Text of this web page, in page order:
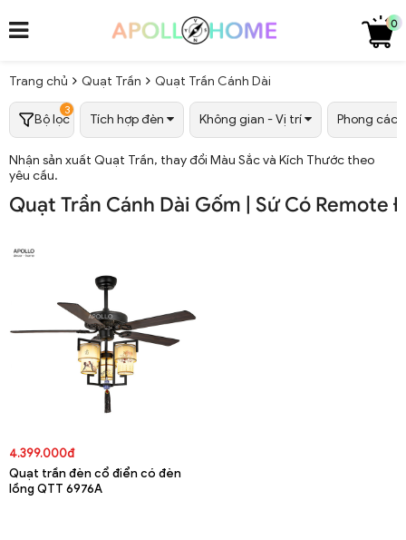
0
Trang chủ Quạt Trần Quạt Trần Cánh Dài
Bộ lọc
3
Tích hợp đèn Không gian - Vị trí Phong
Nhận sản xuất Quạt Trần, thay đổi Màu Sắc và Kích Thước theo
yêu cầu.
Quạt Trần Cánh Dài Gốm | Sứ Có Remote
4.399.000đ
Quạt trần đèn cổ điển có đèn
lồng QTT 6976A